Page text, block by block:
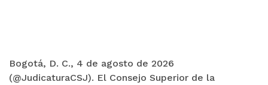
Bogotá, D. C., 4 de agosto de 2026
(@JudicaturaCSJ). El Consejo Superior de la